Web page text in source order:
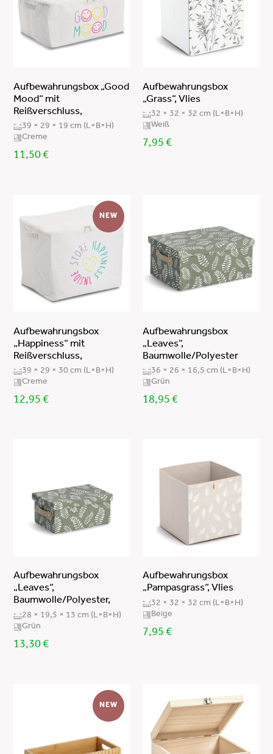
Vlies/Metall verchromt
Vlies (100% Polypropylene)/Metall verchromt
Polypropylen
Aufbewahrungsbox „Good
Mood“ mit
Reißverschluss,
39 × 29 × 19 cm (L×B×H)
Creme
11,50€
Aufbewahrungsbox
„Grass“, Vlies
32 × 32 × 32 cm (L×B×H)
Weiß
7,95 €
NEW
Aufbewahrungsbox
„Happiness“ mit
Reißverschluss,
39 × 29 × 30 cm (L×B×H)
Creme
12,95€
Aufbewahrungsbox
„Leaves“,
Baumwolle/Polyester
36 × 26 × 16,5 cm (L×B×H)
Grün
18,95 €
Aufbewahrungsbox
„Leaves“,
Baumwolle/Polyester,
28 × 19,5 × 13 cm (L×B×H)
Grün
13,30€
Aufbewahrungsbox
„Pampasgrass“, Vlies
32 × 32 × 32 cm (L×B×H)
Beige
7,95 €
NEW